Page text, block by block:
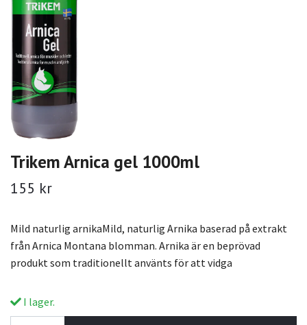
Trikem Arnica gel 1000ml
155 kr
Mild naturlig arnikaMild, naturlig Arnika baserad på extrakt
från Arnica Montana blomman. Arnika är en beprövad
produkt som traditionellt använts för att vidga
I lager.